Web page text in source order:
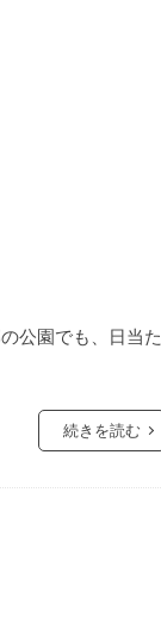
公園でも、日当た
続きを読む